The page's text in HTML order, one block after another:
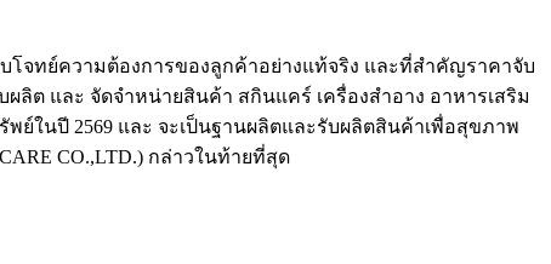
จทย์ความต้องการของลูกค้าอย่างแท้จริง และที่สำคัญราคาจับ
ลิต และ จัดจำหน่ายสินค้า สกินแคร์ เครื่องสำอาง อาหารเสริม
ย์ในปี 2569 และ จะเป็นฐานผลิตและรับผลิตสินค้าเพื่อสุขภาพ
CO.,LTD.) กล่าวในท้ายที่สุด